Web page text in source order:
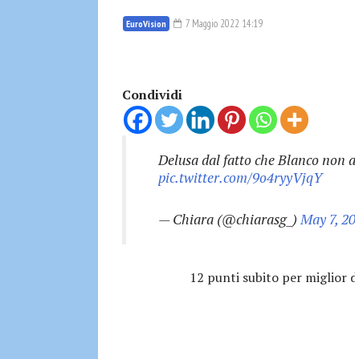
EuroVision 7 Maggio 2022 14:19
Condividi
Delusa dal fatto che Blanco non
pic.twitter.com/9o4ryyVjqY
— Chiara (@chiarasg_)May 7,
12 punti subito per miglior